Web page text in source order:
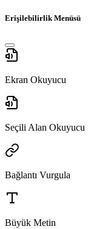
Erişilebilirlik Menüsü
Ekran Okuyucu
Seçili Alan Okuyucu
Bağlantı Vurgula
Büyük Metin